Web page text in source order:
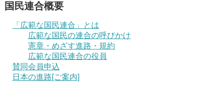
国民連合概要
「広範な国民連合」とは
広範な国民の連合の呼びかけ
憲章・めざす進路・規約
広範な国民連合の役員
賛同会員申込
日本の進路[ご案内]